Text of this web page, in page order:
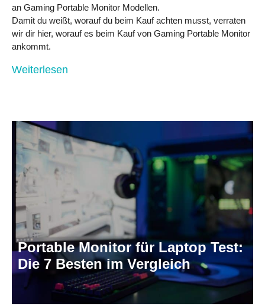
an Gaming Portable Monitor Modellen.
Damit du weißt, worauf du beim Kauf achten musst, verraten
wir dir hier, worauf es beim Kauf von Gaming Portable Monitor
ankommt.
Weiterlesen
Portable Monitor für Laptop Test:
Die 7 Besten im Vergleich